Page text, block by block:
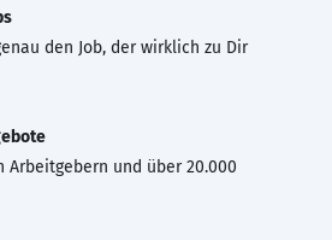
den Job, der wirklich zu Dir
Arbeitgebern und über 20.000